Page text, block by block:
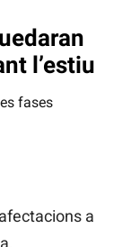
l’estiu
fases
a